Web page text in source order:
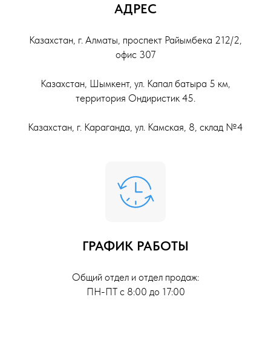
АДРЕС
Казахстан, г. Алматы, проспект Райымбека 212/2,
офис 307
Казахстан, Шымкент, ул. Капал батыра 5 км,
территория Ондиристик 45.
Казахстан, г. Караганда, ул. Камская, 8, склад №4
ГРАФИК РАБОТЫ
Общий отдел и отдел продаж:
ПН-ПТ с 8:00 до 17:00